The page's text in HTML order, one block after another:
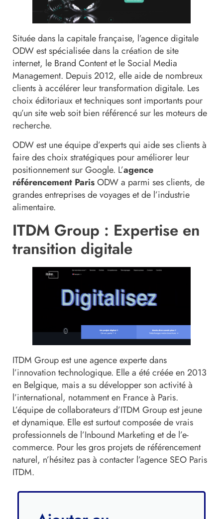
Située dans la capitale française, l’agence digitale
ODW est spécialisée dans la création de site
internet, le Brand Content et le Social Media
Management. Depuis 2012, elle aide de nombreux
clients à accélérer leur transformation digitale. Les
choix éditoriaux et techniques sont importants pour
qu’un site web soit bien référencé sur les moteurs de
recherche.
ODW est une équipe d’experts qui aide ses clients à
faire des choix stratégiques pour améliorer leur
positionnement sur Google. L’agence
référencement ParisODW a parmi ses clients, de
grandes entreprises de voyages et de l’industrie
alimentaire.
ITDM Group : Expertise en
transition digitale
ITDM Group est une agence experte dans
l’innovation technologique. Elle a été créée en 2013
en Belgique, mais a su développer son activité à
l’international, notamment en France à Paris.
L’équipe de collaborateurs d’ITDM Group est jeune
et dynamique. Elle est surtout composée de vrais
professionnels de l’Inbound Marketing et de l’e-
commerce. Pour les gros projets de référencement
naturel, n’hésitez pas à contacter l’agence SEO Paris
ITDM.